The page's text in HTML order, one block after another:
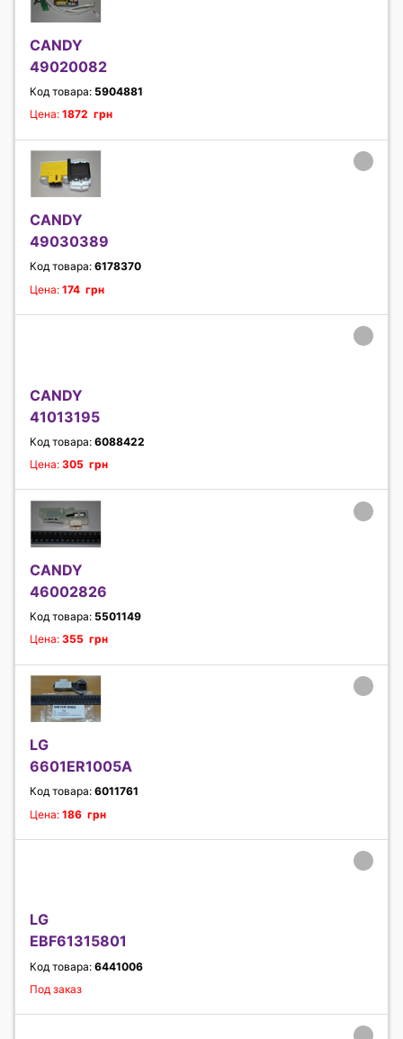
CANDY
49020082
Код товара: 5904881
Цена: 1872 грн
CANDY
49030389
Код товара: 6178370
Цена: 174 грн
CANDY
41013195
Код товара: 6088422
Цена: 305 грн
CANDY
46002826
Код товара: 5501149
Цена: 355 грн
LG
6601ER1005A
Код товара: 6011761
Цена: 186 грн
LG
EBF61315801
Код товара: 6441006
Под заказ